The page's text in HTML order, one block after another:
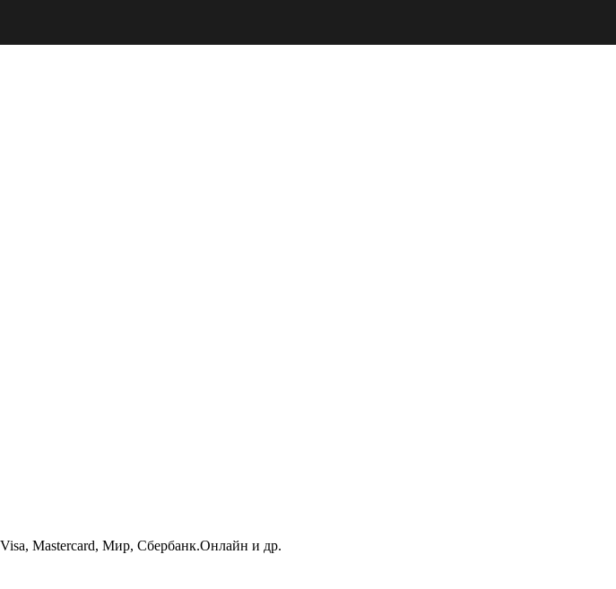
Mastercard, Мир, Сбербанк.Онлайн и др.